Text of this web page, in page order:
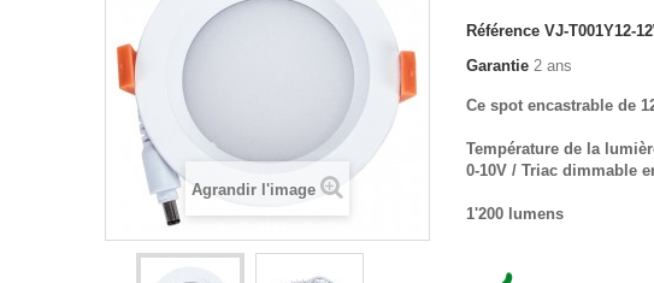
Agrandir l'image
Référence VJ-T001Y12-
Garantie 2 ans
Ce spot encastrable de
Température de la
0-10V / Triac dimmable
1'200 lumens